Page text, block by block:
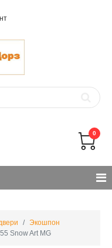
0
Экошпон
Snow Art MG